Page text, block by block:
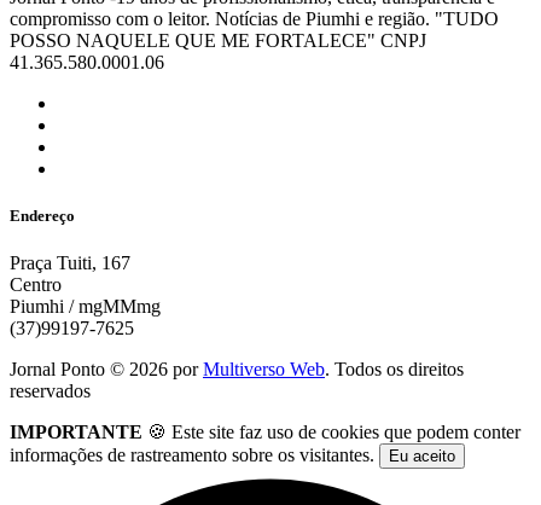
compromisso com o leitor. Notícias de Piumhi e região. "TUDO
POSSO NAQUELE QUE ME FORTALECE" CNPJ
41.365.580.0001.06
Endereço
Praça Tuiti, 167
Centro
Piumhi / mgMMmg
(37)99197-7625
Jornal Ponto © 2026 porMultiverso Web. Todos os direitos
reservados
IMPORTANTE 🍪 Este site faz uso de cookies que podem conter
informações de rastreamento sobre os visitantes.
Eu aceito